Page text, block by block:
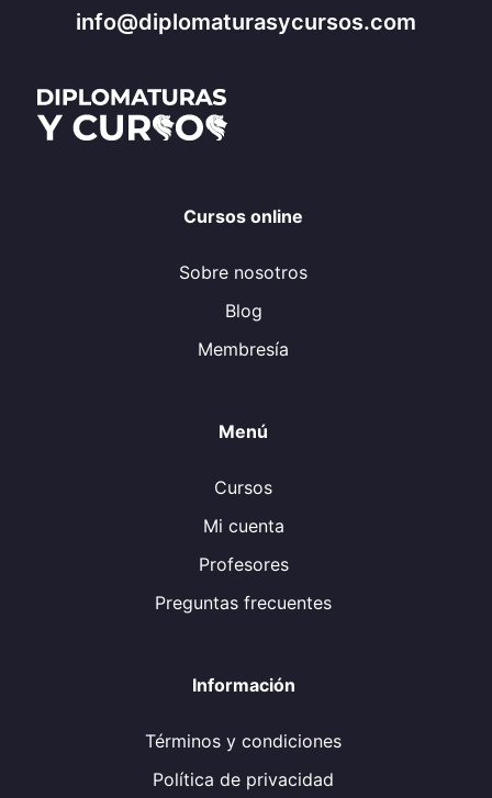
info@diplomaturasycursos.com
Cursos online
Sobre nosotros
Blog
Membresía
Menú
Cursos
Mi cuenta
Profesores
Preguntas frecuentes
Información
Términos y condiciones
Política de privacidad